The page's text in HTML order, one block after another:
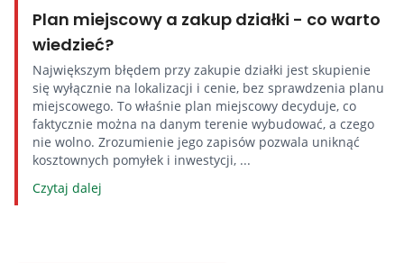
Plan miejscowy a zakup działki - co warto
wiedzieć?
Największym błędem przy zakupie działki jest skupienie
się wyłącznie na lokalizacji i cenie, bez sprawdzenia planu
miejscowego. To właśnie plan miejscowy decyduje, co
faktycznie można na danym terenie wybudować, a czego
nie wolno. Zrozumienie jego zapisów pozwala uniknąć
kosztownych pomyłek i inwestycji, ...
Czytaj dalej